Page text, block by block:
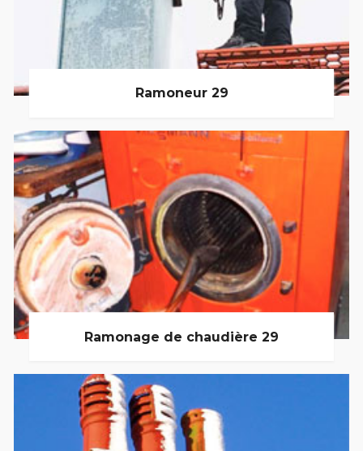
Ramoneur 29
Ramonage de chaudière 29